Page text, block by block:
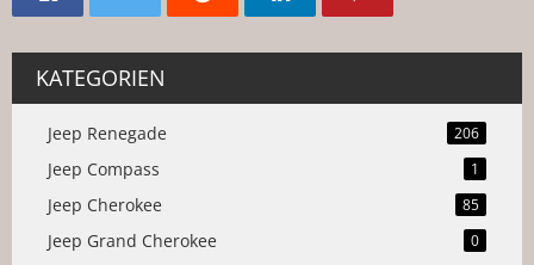
KATEGORIEN
Jeep Renegade 206
Jeep Compass 1
Jeep Cherokee 85
Jeep Grand Cherokee 0